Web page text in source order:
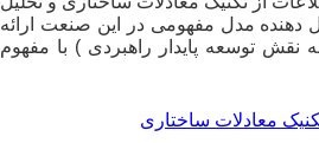
دهنده مدل مفهومی در این صنعت ارائه
توسعه پایدار راهبردی ) با مفهوم
معادلات ساختاری